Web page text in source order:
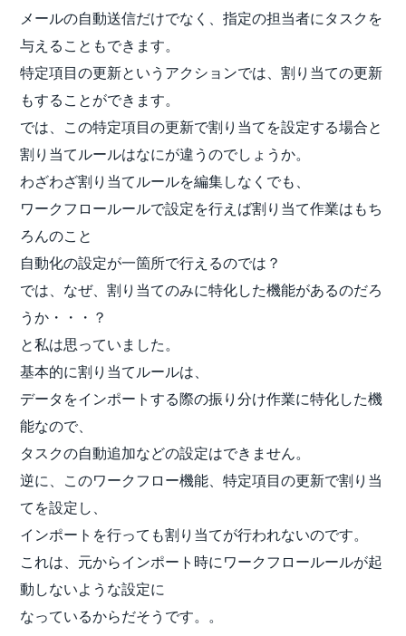
メールの自動送信だけでなく、指定の担当者にタスクを
与えることもできます。
特定項目の更新というアクションでは、割り当ての更新
もすることができます。
では、この特定項目の更新で割り当てを設定する場合と
割り当てルールはなにが違うのでしょうか。
わざわざ割り当てルールを編集しなくでも、
ワークフロールールで設定を行えば割り当て作業はもち
ろんのこと
自動化の設定が一箇所で行えるのでは？
では、なぜ、割り当てのみに特化した機能があるのだろ
うか・・・？
と私は思っていました。
基本的に割り当てルールは、
データをインポートする際の振り分け作業に特化した機
能なので、
タスクの自動追加などの設定はできません。
逆に、このワークフロー機能、特定項目の更新で割り当
てを設定し、
インポートを行っても割り当てが行われないのです。
これは、元からインポート時にワークフロールールが起
動しないような設定に
なっているからだそうです。。